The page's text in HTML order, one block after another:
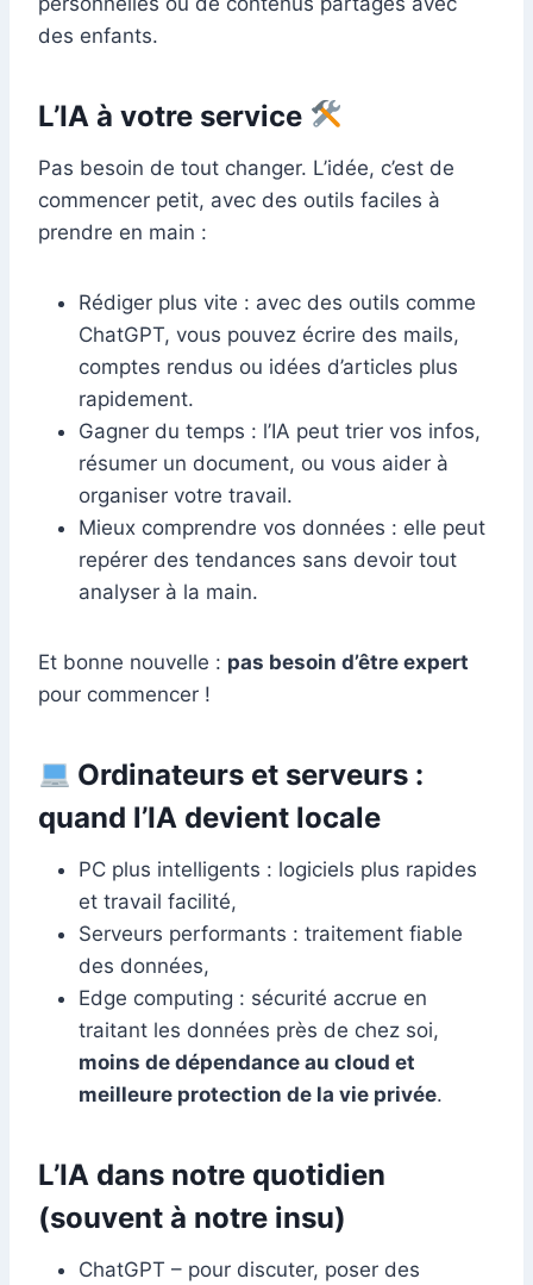
des enfants.
L’IA à votre service
Pas besoin de tout changer. L’idée, c’est de
commencer petit, avec des outils faciles à
prendre en main :
Rédiger plus vite : avec des outils comme
ChatGPT, vous pouvez écrire des mails,
comptes rendus ou idées d’articles plus
rapidement.
Gagner du temps : l’IA peut trier vos infos,
résumer un document, ou vous aider à
organiser votre travail.
Mieux comprendre vos données : elle peut
repérer des tendances sans devoir tout
analyser à la main.
Et bonne nouvelle : pas besoin d’être expert
pour commencer !
Ordinateurs et serveurs :
quand l’IA devient locale
PC plus intelligents : logiciels plus rapides
et travail facilité,
Serveurs performants : traitement fiable
des données,
Edge computing : sécurité accrue en
traitant les données près de chez soi,
moins de dépendance au cloud et
meilleure protection de la vie privée.
L’IA dans notre quotidien
(souvent à notre insu)
ChatGPT – pour discuter, poser des